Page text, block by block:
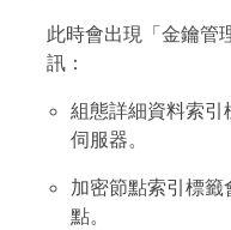
此時會出現「金鑰管
訊：
組態詳細資料索引
伺服器。
加密節點索引標
點。